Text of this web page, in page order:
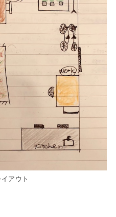
アウト